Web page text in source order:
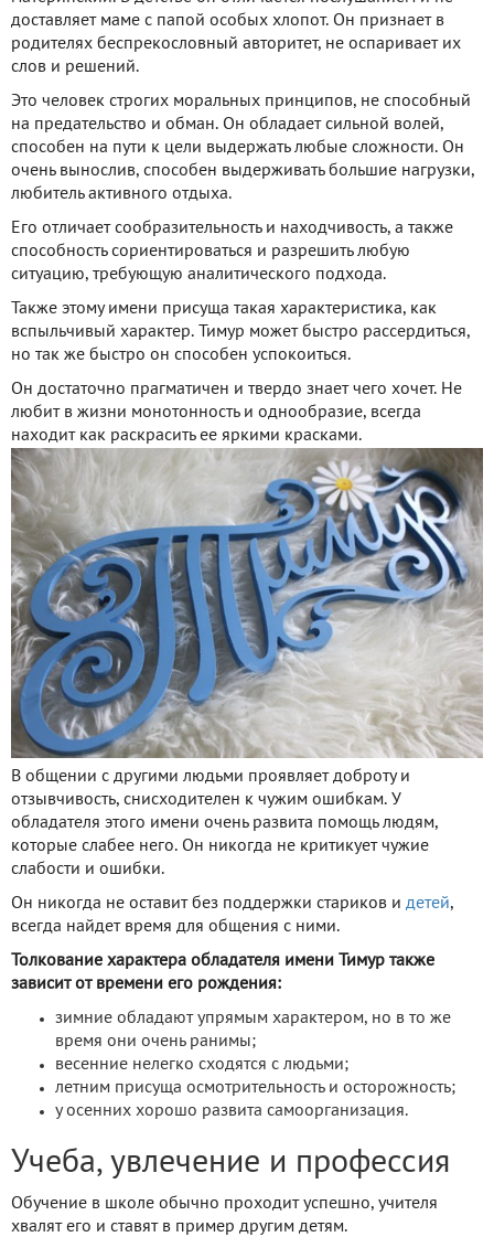
доставляет маме с папой особых хлопот. Он признает в
родителях беспрекословный авторитет, не оспаривает их
слов и решений.
Это человек строгих моральных принципов, не способный
на предательство и обман. Он обладает сильной волей,
способен на пути к цели выдержать любые сложности. Он
очень вынослив, способен выдерживать большие нагрузки,
любитель активного отдыха.
Его отличает сообразительность и находчивость, а также
способность сориентироваться и разрешить любую
ситуацию, требующую аналитического подхода.
Также этому имени присуща такая характеристика, как
вспыльчивый характер. Тимур может быстро рассердиться,
но так же быстро он способен успокоиться.
Он достаточно прагматичен и твердо знает чего хочет. Не
любит в жизни монотонность и однообразие, всегда
находит как раскрасить ее яркими красками.
В общении с другими людьми проявляет доброту и
отзывчивость, снисходителен к чужим ошибкам. У
обладателя этого имени очень развита помощь людям,
которые слабее него. Он никогда не критикует чужие
слабости и ошибки.
Он никогда не оставит без поддержки стариков и детей,
всегда найдет время для общения с ними.
Толкование характера обладателя имени Тимур также
зависит от времени его рождения:
зимние обладают упрямым характером, но в то же
время они очень ранимы;
весенние нелегко сходятся с людьми;
летним присуща осмотрительность и осторожность;
у осенних хорошо развита самоорганизация.
Учеба, увлечение и профессия
Обучение в школе обычно проходит успешно, учителя
хвалят его и ставят в пример другим детям.